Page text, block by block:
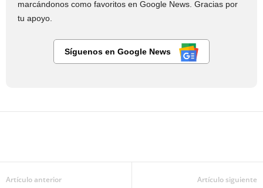
marcándonos como favoritos en Google News. Gracias por
tu apoyo.
Síguenos en Google News
Artículo anterior Artículo siguiente